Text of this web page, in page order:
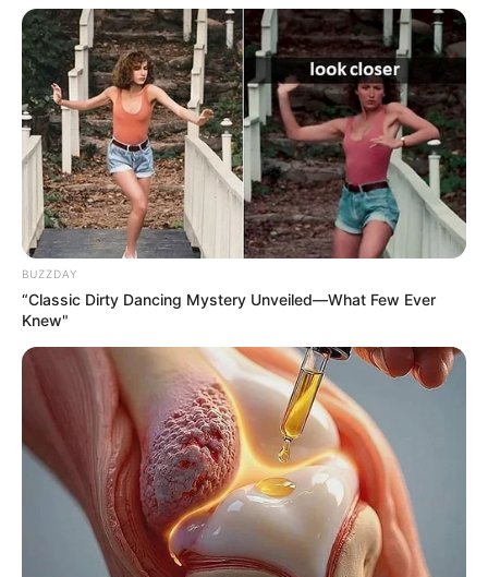
ดูดวงคนเกิดวันศุกร์
ดวงการงานธุรกิจที่ทำกับครอบครัวหรือมีหุ้นส่วน เป็นไป
ด้วยดี หรือว่ามีกำไรเข้ามา
ดวงการเงินให้ระวังรายจ่ายที่ไม่ได้อยู่ในลิสต์ หรือรายจ่าย
จร รายจ่ายด่วนที่เข้ามา
ดวงความรักคนโสด มีปัญหากับคนรักเก่ากับเรื่องที่เคยมี
ปัญหา คนมีคู่ ธุรกิจที่ทำร่วมกันได้ผลกำไรดีงอกงาม
BUZZDAY
“Classic Dirty Dancing Mystery Unveiled—What Few Ever
Knew"